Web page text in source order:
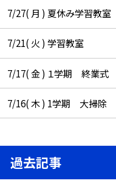
7/27( 月 ) 夏休み学習教室
7/21( 火 ) 学習教室
7/17( 金 ) １学期 終業式
7/16( 木 ) 1学期 大掃除
過去記事